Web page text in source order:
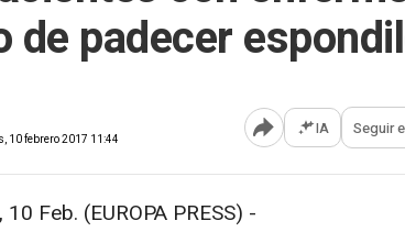
de padecer
10 febrero 2017 11:44 Abrir opciones para
IA Seguir
Feb. (EUROPA PRESS) -